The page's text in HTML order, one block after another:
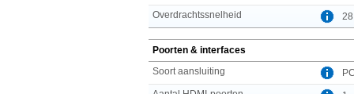
Overdrachtssnelheid
Poorten & interfaces
Soort aansluiting